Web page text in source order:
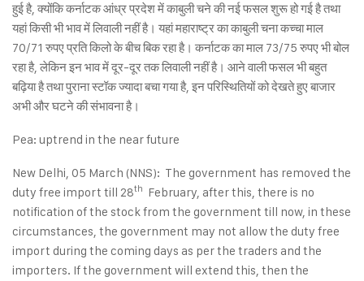
हुई है, क्योंकि कर्नाटक आंध्र प्रदेश में काबुली चने की नई फसल शुरू हो गई है तथा
यहां किसी भी भाव में लिवाली नहीं है। यहां महाराष्ट्र का काबुली चना कच्चा माल
70/71 रुपए प्रति किलो के बीच बिक रहा है। कर्नाटक का माल 73/75 रुपए भी बोल
रहा है, लेकिन इन भाव में दूर-दूर तक लिवाली नहीं है। आने वाली फसल भी बहुत
बढ़िया है तथा पुराना स्टॉक ज्यादा बचा गया है, इन परिस्थितियों को देखते हुए बाजार
अभी और घटने की संभावना है।
Pea: uptrend in the near future
New Delhi, 05 March (NNS): The government has removed the
duty free import till 28th February, after this, there is no
notification of the stock from the government till now, in these
circumstances, the government may not allow the duty free
import during the coming days as per the traders and the
importers. If the government will extend this, then the